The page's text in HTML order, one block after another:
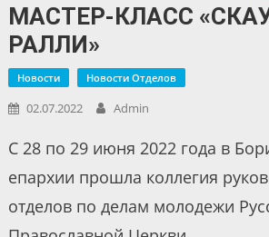
МАСТЕР-КЛАСС
РАЛЛИ»
Новости Новости Отделов
02.07.2022 Admin
С 28 по 29 июня 2022 года в
епархии прошла коллегия
отделов по делам молодежи